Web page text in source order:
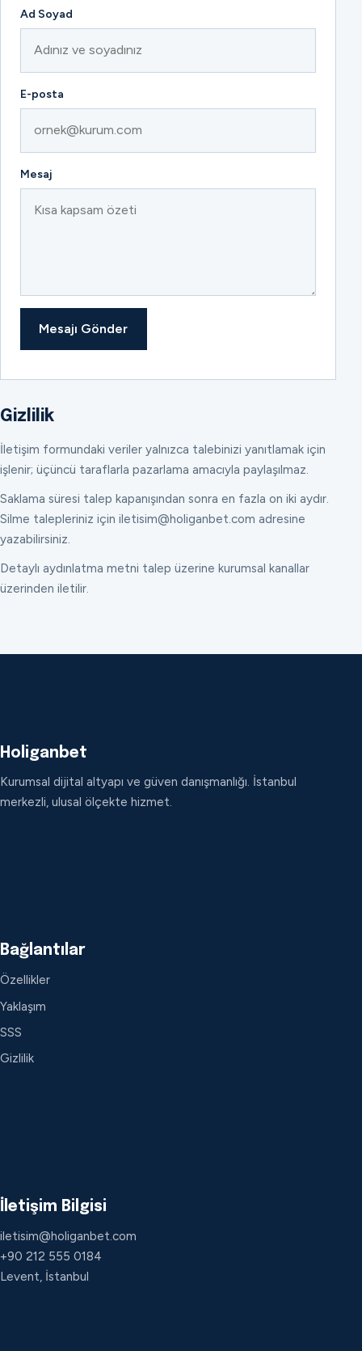
Ad Soyad
E-posta
Mesaj
Mesajı Gönder
Gizlilik
İletişim formundaki veriler yalnızca talebinizi yanıtlamak için
işlenir; üçüncü taraflarla pazarlama amacıyla paylaşılmaz.
Saklama süresi talep kapanışından sonra en fazla on iki aydır.
Silme talepleriniz için iletisim@holiganbet.com adresine
yazabilirsiniz.
Detaylı aydınlatma metni talep üzerine kurumsal kanallar
üzerinden iletilir.
Holiganbet
Kurumsal dijital altyapı ve güven danışmanlığı. İstanbul
merkezli, ulusal ölçekte hizmet.
Bağlantılar
Özellikler
Yaklaşım
SSS
Gizlilik
İletişim Bilgisi
iletisim@holiganbet.com
+90 212 555 0184
Levent, İstanbul